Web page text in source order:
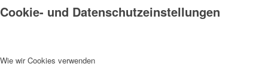
Cookie- und Datenschutzeinstellungen
Wie wir Cookies verwenden